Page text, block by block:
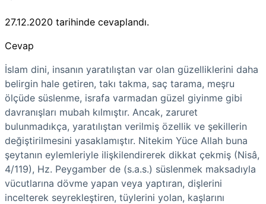
27.12.2020 tarihinde cevaplandı.
Cevap
İslam dini, insanın yaratılıştan var olan güzelliklerini daha
belirgin hale getiren, takı takma, saç tarama, meşru
ölçüde süslenme, israfa varmadan güzel giyinme gibi
davranışları mubah kılmıştır. Ancak, zaruret
bulunmadıkça, yaratılıştan verilmiş özellik ve şekillerin
değiştirilmesini yasaklamıştır. Nitekim Yüce Allah buna
şeytanın eylemleriyle ilişkilendirerek dikkat çekmiş (Nisâ,
4/119), Hz. Peygamber de (s.a.s.) süslenmek maksadıyla
vücutlarına dövme yapan veya yaptıran, dişlerini
incelterek seyrekleştiren, tüylerini yolan, kaşlarını